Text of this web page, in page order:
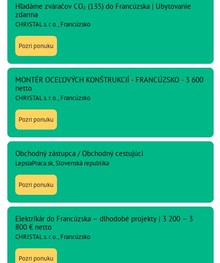
Hľadáme zváračov CO₂ (135) do Francúzska | Ubytovanie
zdarma
CHRISTAL s. r. o., Francúzsko
Pozri ponuku
MONTÉR OCEĽOVÝCH KONŠTRUKCIÍ - FRANCÚZSKO - 3 600
netto
CHRISTAL s. r. o., Francúzsko
Pozri ponuku
Obchodný zástupca / Obchodný cestujúci
LepsiaPraca.sk, Slovenská republika
Pozri ponuku
Elektrikár do Francúzska – dlhodobé projekty | 3 200 – 3
800 € netto
CHRISTAL s. r. o., Francúzsko
Pozri ponuku